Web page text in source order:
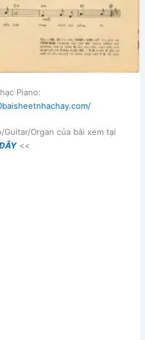
Piano:
Guitar/Organ của bài xem tại
<<